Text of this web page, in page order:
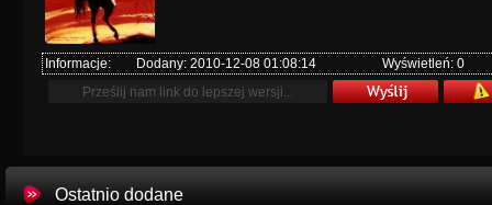
Informacje: Dodany: 2010-12-08 01:08:14 Wyświetleń: 0
Ostatnio dodane